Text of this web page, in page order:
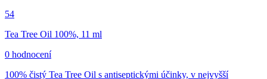
54
Tea Tree Oil 100%, 11 ml
0 hodnocení
100% čistý Tea Tree Oil s antiseptickými účinky, v nejvyšší